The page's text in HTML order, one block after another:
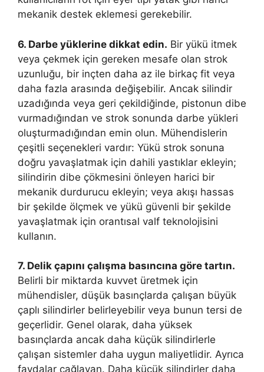
mekanik destek eklemesi gerekebilir.
6. Darbe yüklerine dikkat edin. Bir yükü itmek
veya çekmek için gereken mesafe olan strok
uzunluğu, bir inçten daha az ile birkaç fit veya
daha fazla arasında değişebilir. Ancak silindir
uzadığında veya geri çekildiğinde, pistonun dibe
vurmadığından ve strok sonunda darbe yükleri
oluşturmadığından emin olun. Mühendislerin
çeşitli seçenekleri vardır: Yükü strok sonuna
doğru yavaşlatmak için dahili yastıklar ekleyin;
silindirin dibe çökmesini önleyen harici bir
mekanik durdurucu ekleyin; veya akışı hassas
bir şekilde ölçmek ve yükü güvenli bir şekilde
yavaşlatmak için orantısal valf teknolojisini
kullanın.
7. Delik çapını çalışma basıncına göre tartın.
Belirli bir miktarda kuvvet üretmek için
mühendisler, düşük basınçlarda çalışan büyük
çaplı silindirler belirleyebilir veya bunun tersi de
geçerlidir. Genel olarak, daha yüksek
basınçlarda ancak daha küçük silindirlerle
çalışan sistemler daha uygun maliyetlidir. Ayrıca
faydalar çağlayan. Daha küçük silindirler daha